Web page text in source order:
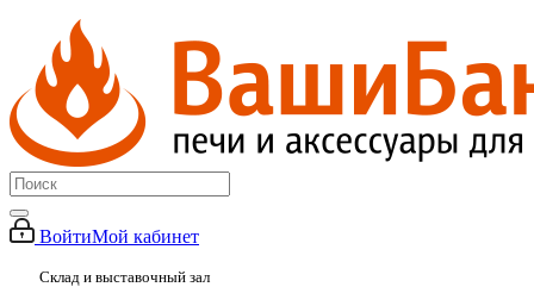
ВойтиМой кабинет
Склад и выставочный зал